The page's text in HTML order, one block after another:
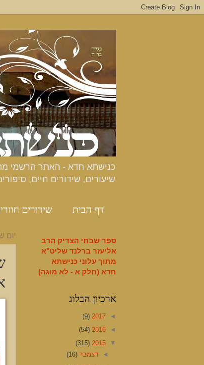
שיעורים, שידורים חיים,
דף הבית שידורים
יום שלישי,
ספר שבחי הצדיק הרב
אליעזר ברלנד שליט"א
מתוך עלוני כנישתא
חדא (חלק א - לא מוגה)
ארכיון הבלוג
◄
2017
(9)
◄
2016
(54)
▼
2015
(315)
◄דצמבר(16)